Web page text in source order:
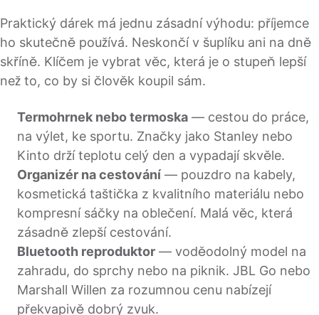
Praktický dárek má jednu zásadní výhodu: příjemce
ho skutečně používá. Neskončí v šuplíku ani na dně
skříně. Klíčem je vybrat věc, která je o stupeň lepší
než to, co by si člověk koupil sám.
Termohrnek nebo termoska — cestou do práce,
na výlet, ke sportu. Značky jako Stanley nebo
Kinto drží teplotu celý den a vypadají skvěle.
Organizér na cestování — pouzdro na kabely,
kosmetická taštička z kvalitního materiálu nebo
kompresní sáčky na oblečení. Malá věc, která
zásadně zlepší cestování.
Bluetooth reproduktor — voděodolný model na
zahradu, do sprchy nebo na piknik. JBL Go nebo
Marshall Willen za rozumnou cenu nabízejí
překvapivě dobrý zvuk.